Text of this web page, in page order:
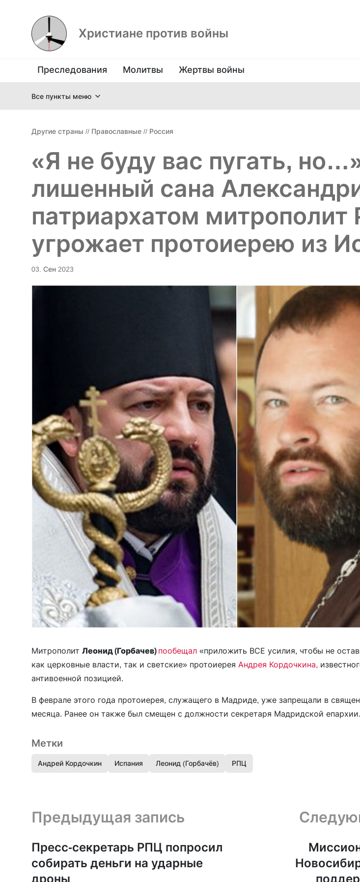
Христиане против войны
Преследования Молитвы Жертвы войны
Все пункты меню
Другие страны // Православные // Россия
«Я не буду вас пугать,
лишенный сана
патриархатом
угрожает протоиерею из
03. Сен 2023
Митрополит Леонид (Горбачев) пообещал «приложить ВСЕ усилия, чтобы не
как церковные власти, так и светские» протоиерея Андрея Кордочкина,
антивоенной позицией.
В феврале этого года протоиерея, служащего в Мадриде, уже запрещали в
месяца. Ранее он также был смещен с должности секретаря Мадридской епархии.
Метки
Андрей Кордочкин Испания Леонид (Горбачёв) РПЦ
Предыдущая запись и следующая запись
Предыдущая запись
Пресс-секретарь РПЦ попросил
собирать деньги на ударные
дроны